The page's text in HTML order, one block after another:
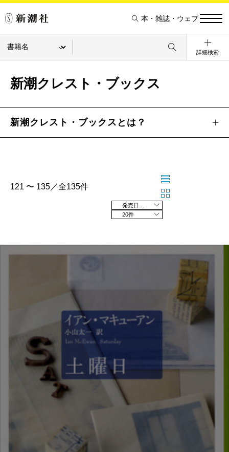
本・雑誌・ウェブ
詳細検索
新潮クレスト・ブックス
新潮クレスト・ブックスとは？
121 〜 135／全135件
20件